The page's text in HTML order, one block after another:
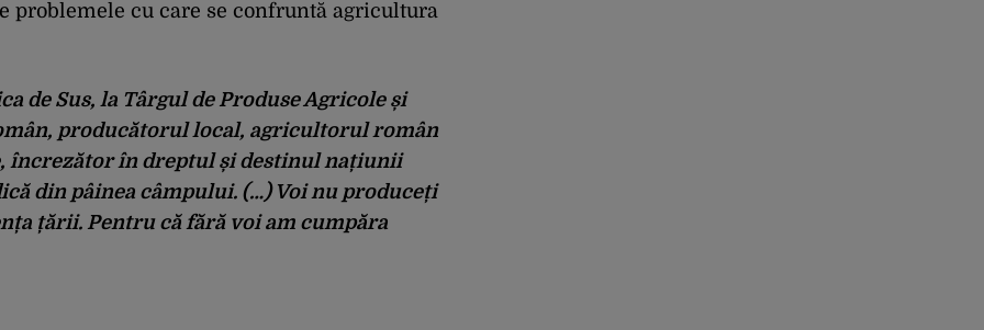
problemele cu care se confruntă agricultura
de Sus, la Târgul de Produse Agricole și
producătorul local, agricultorul român
în dreptul și destinul națiunii
din pâinea câmpului. (…) Voi nu produceți
țării. Pentru că fără voi am cumpăra